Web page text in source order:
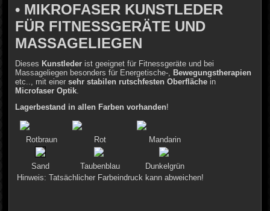
• MIKROFASER KUNSTLEDER
FÜR FITNESSGERÄTE UND
MASSAGELIEGEN
Dieses Kunstleder ist geeignet für Fitnessgeräte und bei
Massageliegen besonders für Energetische-,
Bewegungstherapien
etc.., mit einer sehr stabilen rutschfesten Oberfläche in
Microfaser Optik
Lagerbestand in allen Farben vorhanden!
Rotbraun Rot Mandarin
Sand Taubenblau
Dunkelgrün
Hinweis: Tatsächlicher Farbeindruck kann abweichen!